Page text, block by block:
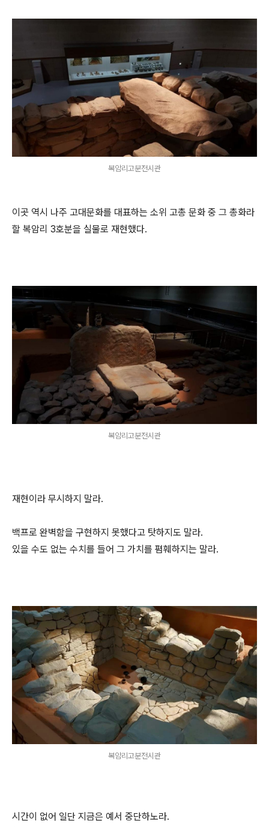
복암리고분전시관
이곳 역시 나주 고대문화를 대표하는 소위 고총 문화 중 그 총화라
할 복암리 3호분을 실물로 재현했다.
복암리고분전시관
재현이라 무시하지 말라.
백프로 완벽함을 구현하지 못했다고 탓하지도 말라.
있을 수도 없는 수치를 들어 그 가치를 폄훼하지는 말라.
복암리고분전시관
시간이 없어 일단 지금은 예서 중단하노라.